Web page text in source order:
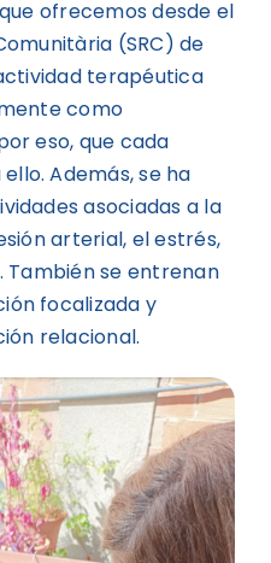
ofrecemos desde el
(SRC) de
terapéutica
como
eso, que cada
Además, se ha
asociadas a la
arterial, el estrés,
También se entrenan
focalizada y
relacional.